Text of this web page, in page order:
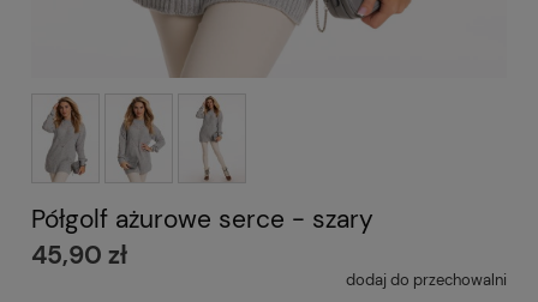
Półgolf ażurowe serce - szary
45,90 zł
dodaj do przechowalni